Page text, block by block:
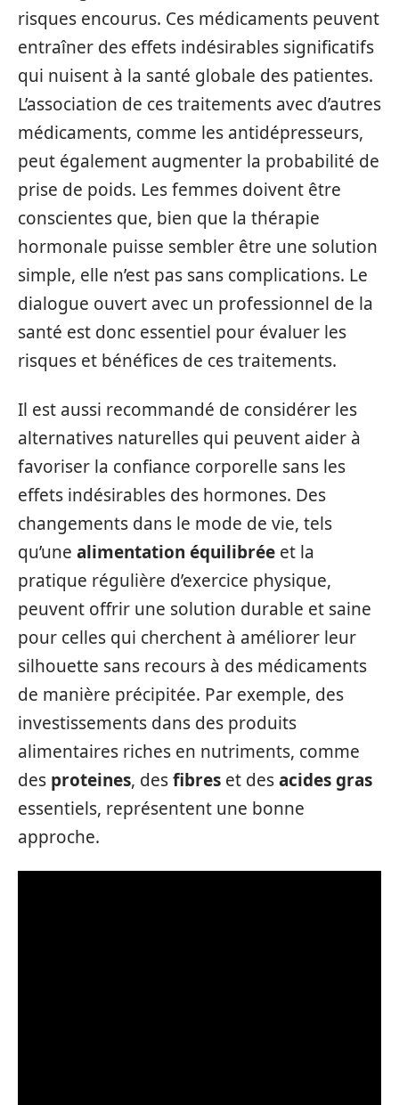
risques encourus. Ces médicaments peuvent
entraîner des effets indésirables significatifs
qui nuisent à la santé globale des patientes.
L’association de ces traitements avec d’autres
médicaments, comme les antidépresseurs,
peut également augmenter la probabilité de
prise de poids. Les femmes doivent être
conscientes que, bien que la thérapie
hormonale puisse sembler être une solution
simple, elle n’est pas sans complications. Le
dialogue ouvert avec un professionnel de la
santé est donc essentiel pour évaluer les
risques et bénéfices de ces traitements.
Il est aussi recommandé de considérer les
alternatives naturelles qui peuvent aider à
favoriser la confiance corporelle sans les
effets indésirables des hormones. Des
changements dans le mode de vie, tels
qu’une alimentation équilibrée et la
pratique régulière d’exercice physique,
peuvent offrir une solution durable et saine
pour celles qui cherchent à améliorer leur
silhouette sans recours à des médicaments
de manière précipitée. Par exemple, des
investissements dans des produits
alimentaires riches en nutriments, comme
des proteines, desfibres et desacides gras
essentiels, représentent une bonne
approche.